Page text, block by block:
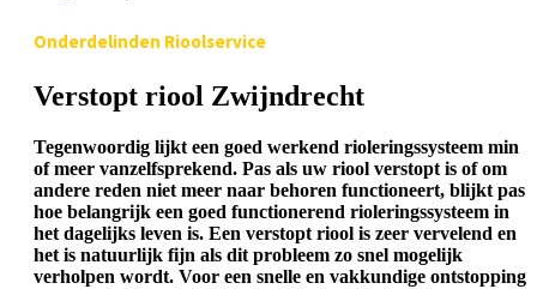
Onderdelinden Rioolservice
Verstopt riool Zwijndrecht
Tegenwoordig lijkt een goed werkend rioleringssysteem min
of meer vanzelfsprekend. Pas als uw riool verstopt is of om
andere reden niet meer naar behoren functioneert, blijkt pas
hoe belangrijk een goed functionerend rioleringssysteem in
het dagelijks leven is. Een verstopt riool is zeer vervelend en
het is natuurlijk fijn als dit probleem zo snel mogelijk
verholpen wordt. Voor een snelle en vakkundige ontstopping